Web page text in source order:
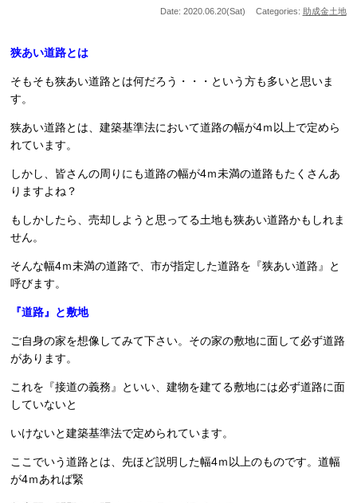
Date: 2020.06.20(Sat) Categories: 助成金土地
狭あい道路とは
そもそも狭あい道路とは何だろう・・・という方も多いと思いま
す。
狭あい道路とは、建築基準法において道路の幅が4ｍ以上で定めら
れています。
しかし、皆さんの周りにも道路の幅が4ｍ未満の道路もたくさんあ
りますよね？
もしかしたら、売却しようと思ってる土地も狭あい道路かもしれま
せん。
そんな幅4ｍ未満の道路で、市が指定した道路を『狭あい道路』と
呼びます。
『道路』と敷地
ご自身の家を想像してみて下さい。その家の敷地に面して必ず道路
があります。
これを『接道の義務』といい、建物を建てる敷地には必ず道路に面
していないと
いけないと建築基準法で定められています。
ここでいう道路とは、先ほど説明した幅4ｍ以上のものです。道幅
が4ｍあれば緊